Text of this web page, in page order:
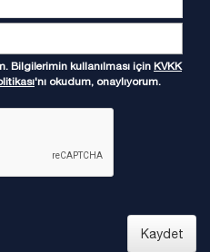
Bilgilerimin kullanılması için KVKK
'nı okudum, onaylıyorum.
Kaydet